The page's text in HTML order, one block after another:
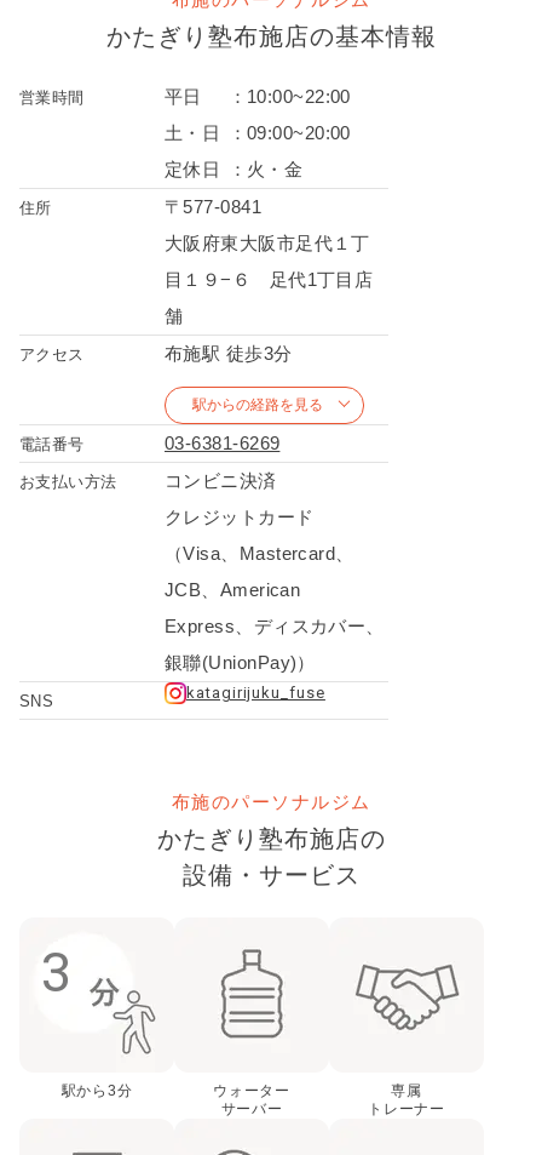
かたぎり塾布施店の基本情報
営業時間 平日 ： 10:00~22:00
土・日
： 09:00~20:00
定休日
： 火・金
住所
〒577-0841
大阪府東大阪市足代１丁
目１９−６ 足代1丁目店
舗
アクセス 布施駅 徒歩3分
駅からの経路を見る
電話番号 03‐6381‐6269
お支払い方法
コンビニ決済
クレジットカード
（Visa、Mastercard、
JCB、American
Express、ディスカバー、
銀聯(UnionPay)）
SNS katagirijuku_fuse
布施のパーソナルジム
かたぎり塾布施店の
設備・サービス
3
駅から 3分
ウォーター
サーバー
専属
トレーナー